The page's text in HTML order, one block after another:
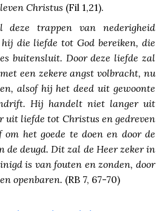
Christus (Fil 1,21).
trappen van nederigheid
die liefde tot God bereiken, die
buitensluit. Door deze liefde zal
een zekere angst volbracht, nu
alsof hij het deed uit gewoonte
Hij handelt niet langer uit
uit liefde tot Christus en gedreven
om het goede te doen en door de
de deugd. Dit zal de Heer zeker in
is van fouten en zonden, door
openbaren. (RB 7, 67-70)